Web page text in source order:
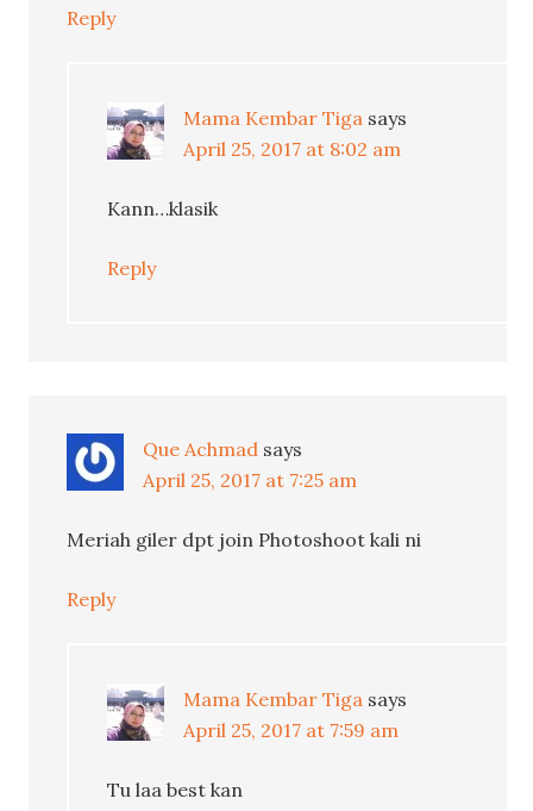
Reply
Mama Kembar Tiga says
April 25, 2017 at 8:02 am
Kann…klasik
Reply
Que Achmad says
April 25, 2017 at 7:25 am
Meriah giler dpt join Photoshoot kali ni
Reply
Mama Kembar Tiga says
April 25, 2017 at 7:59 am
Tu laa best kan